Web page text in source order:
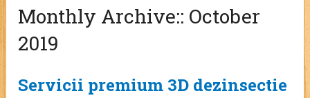
Monthly Archive:: October
2019
Servicii premium 3D dezinsectie